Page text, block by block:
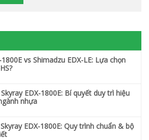
vs Shimadzu EDX-LE: Lựa chọn
EDX-1800E: Bí quyết duy trì hiệu
nhựa
EDX-1800E: Quy trình chuẩn & bộ